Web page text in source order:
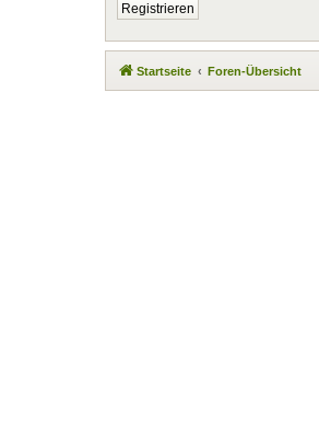
Registrieren
Startseite Foren-Übersicht